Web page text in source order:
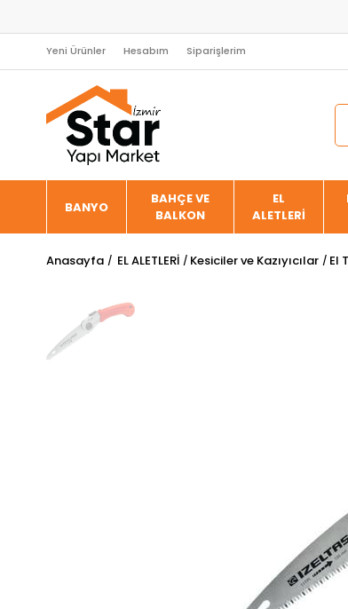
Yeni Ürünler Hesabım Siparişlerim
BANYO
BAHÇE VE
BALKON
EL
ALETLERİ
Anasayfa EL ALETLERİ Kesiciler ve Kazıyıcılar El